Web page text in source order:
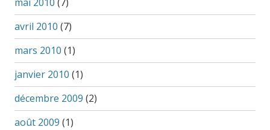
avril 2010 (7)
mars 2010 (1)
janvier 2010 (1)
décembre 2009 (2)
août 2009 (1)